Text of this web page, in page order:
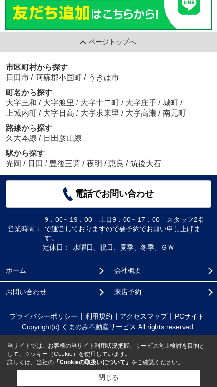
ページトップへ
市区町村から探す
日田市 / 阿蘇郡小国町 / うきは市
町名から探す
大字三和 / 大字渡里 / 大字十二町 / 大字庄手 / 城町 /
上城内町 / 大字日高 / 大字求来里 / 大字高瀬 / 南元町
路線から探す
久大本線 / 日田彦山線
駅から探す
光岡 / 日田 / 豊後三芳 / 夜明 / 恵良 / 筑後大石
電話でお問い合わせ
営業時間：
9：00～19：00 土日9：00～17：00 スタッフ2名
で運営しておりますので要予約でお願い申し上げま
す。
定休日：
水曜日、祝日、夏季、冬季、ＧＷ
ホーム 会社概要
お問い合わせ 来店予約
プライバシーポリシー 利用規約 アクセスマップ
PCサイト
Copyright(c) くまのみ不動産サービス All rights reserved.
当サイトでは、お客様の当サイト利用状況把握、サービス向上検討を目的と
して、クッキー（Cookie）を使用しています。
詳しくは、当社の 「Cookieの取扱いについて」 をご確認ください。
閉じる